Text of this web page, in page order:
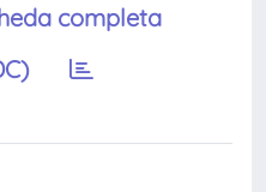
completa